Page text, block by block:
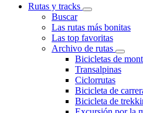
Rutas y tracks
Buscar
Las rutas más bonitas
Las top favoritas
Archivo de rutas
Bicicletas de
Transalpinas
Ciclorrutas
Bicicleta de
Bicicleta de